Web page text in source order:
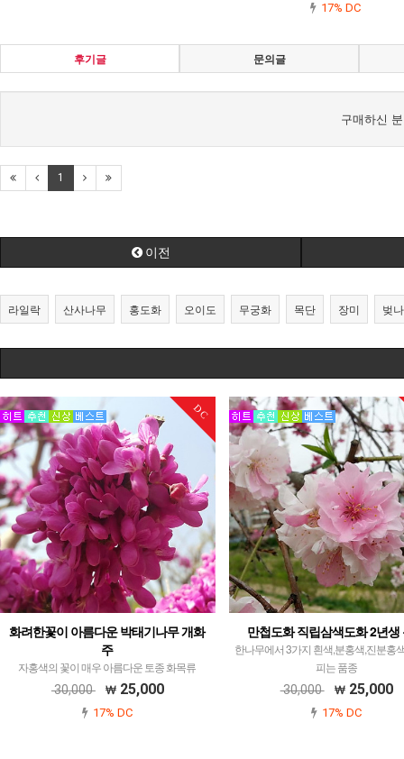
17% DC
후기글 문의글
구매하신
1
이전
라일락 산사나무 홍도화 오이도 무궁화 목단 장미 벚
DC
화려한꽃이 아름다운 박태기나무 개화
주
자홍색의 꽃이 매우 아름다운 토종 화목류
30,000 25,000
17% DC
만첩도화 직립삼색도화 2년생
한나무에서 3가지 흰색,분홍색,진분홍
피는 품종
30,000 25,000
17% DC